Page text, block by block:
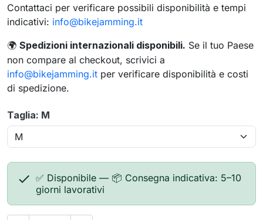
Contattaci per verificare possibili disponibilità e tempi
indicativi: info@bikejamming.it
🌍 Spedizioni internazionali disponibili. Se il tuo Paese
non compare al checkout, scrivici a
info@bikejamming.it per verificare disponibilità e costi
di spedizione.
Taglia: M
 ✅ Disponibile — 📦 Consegna indicativa: 5–10
giorni lavorativi